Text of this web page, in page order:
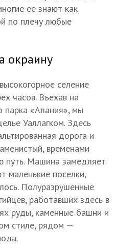
ее знают как
по плечу любые
окраину
селение
часов. Въехав на
парка «Алания», мы
Уаллагком. Здесь
дорога и
временами
путь. Машина замедляет
маленькие поселки,
Полуразрушенные
работавших здесь в
руды, каменные башни и
стиле, рядом —